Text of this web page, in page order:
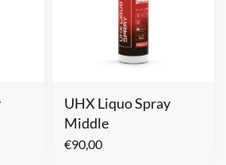
UHX Liquo Spray
Middle
€90,00